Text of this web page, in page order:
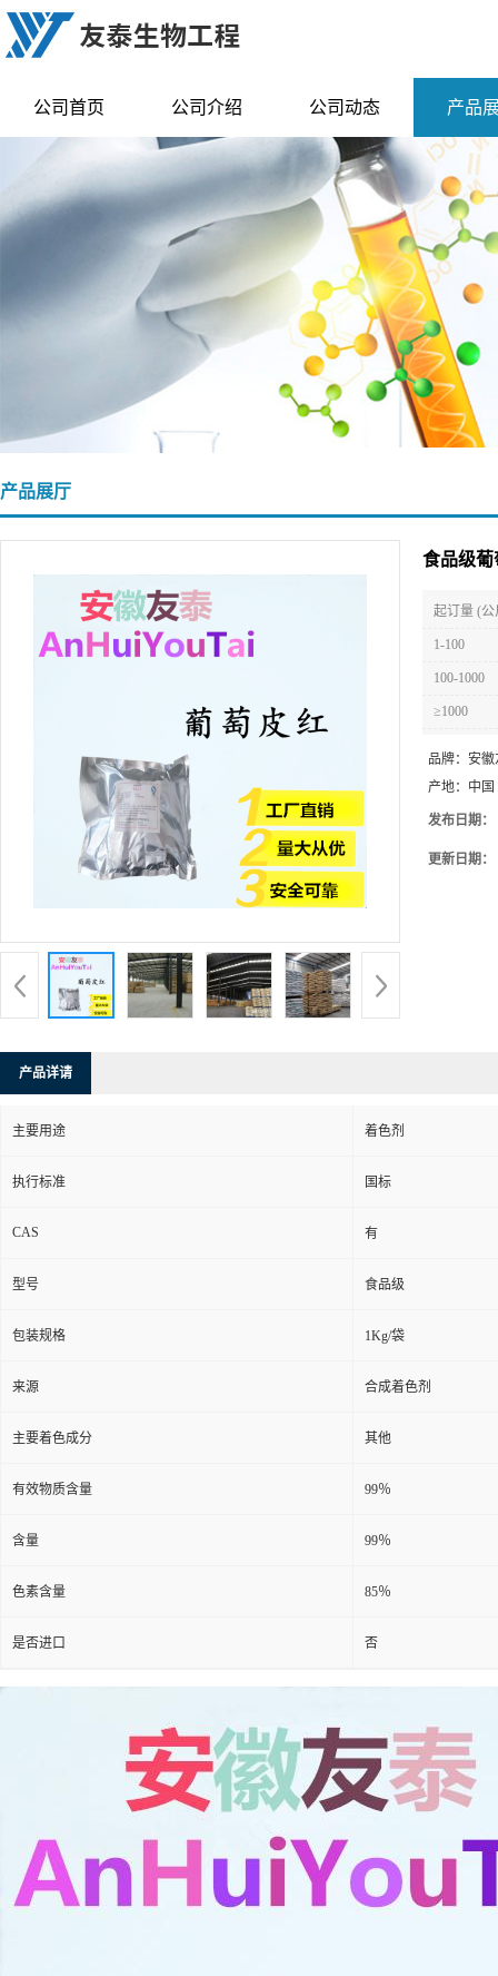
公司首页 公司介绍 公司动态 产品
产品展厅
食品级葡
起订量 (公
1-100
100-1000
≥1000
品牌： 安徽
产地： 中国
发布日期：
更新日期：
产品详请
主要用途 着色剂
执行标准 国标
CAS 有
型号 食品级
包装规格 1Kg/袋
来源 合成着色剂
主要着色成分 其他
有效物质含量 99％
含量 99％
色素含量 85％
是否进口 否